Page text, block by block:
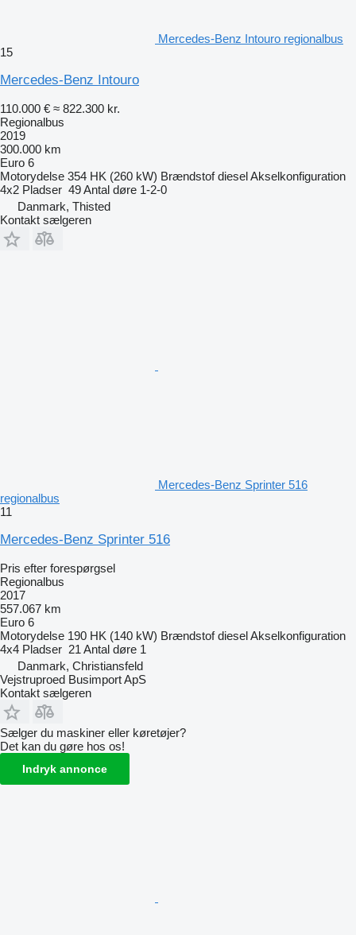
Mercedes-Benz Intouro regionalbus
15
Mercedes-Benz Intouro
110.000 € ≈ 822.300 kr.
Regionalbus
2019
300.000 km
Euro 6
Motorydelse 354 HK (260 kW) Brændstof dieselAkselkonfiguration
4x2 Pladser 49Antal døre 1-2-0
Danmark, Thisted
Kontakt sælgeren
Mercedes-Benz Sprinter 516
regionalbus
11
Mercedes-Benz Sprinter 516
Pris efter forespørgsel
Regionalbus
2017
557.067 km
Euro 6
Motorydelse 190 HK (140 kW) Brændstof dieselAkselkonfiguration
4x4 Pladser 21 Antal døre 1
Danmark, Christiansfeld
Vejstruproed Busimport ApS
Kontakt sælgeren
Sælger du maskiner eller køretøjer?
Det kan du gøre hos os!
Indryk annonce